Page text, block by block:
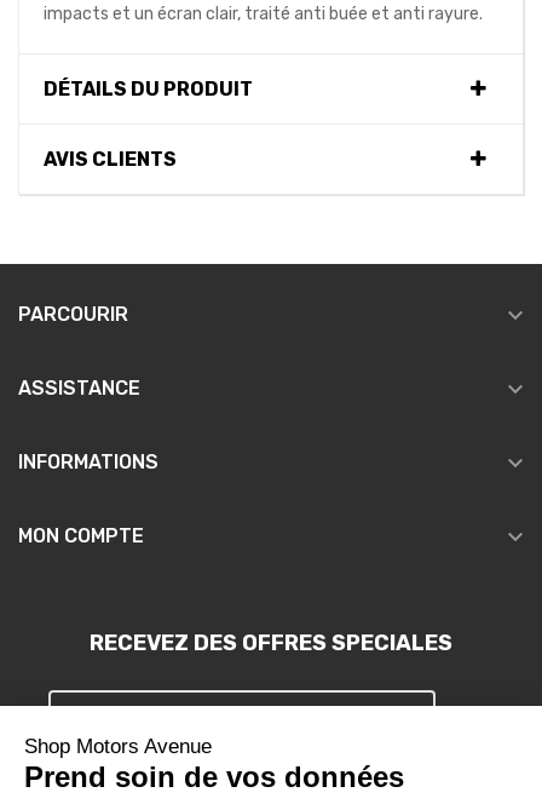
impacts et un écran clair, traité anti buée et anti rayure.
DÉTAILS DU PRODUIT
AVIS CLIENTS
PARCOURIR 
ASSISTANCE 
INFORMATIONS 
MON COMPTE 
RECEVEZ DES OFFRES SPECIALES